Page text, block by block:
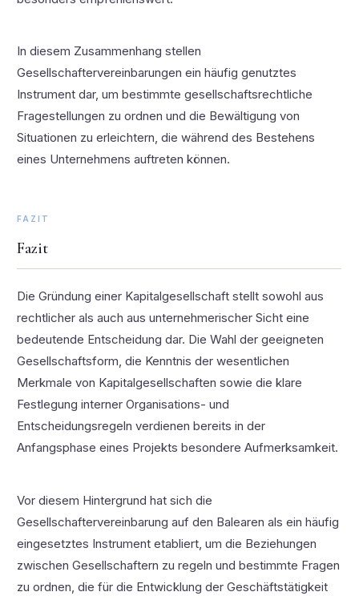
In diesem Zusammenhang stellen
Gesellschaftervereinbarungen ein häufig genutztes
Instrument dar, um bestimmte gesellschaftsrechtliche
Fragestellungen zu ordnen und die Bewältigung von
Situationen zu erleichtern, die während des Bestehens
eines Unternehmens auftreten können.
FAZIT
Fazit
Die Gründung einer Kapitalgesellschaft stellt sowohl aus
rechtlicher als auch aus unternehmerischer Sicht eine
bedeutende Entscheidung dar. Die Wahl der geeigneten
Gesellschaftsform, die Kenntnis der wesentlichen
Merkmale von Kapitalgesellschaften sowie die klare
Festlegung interner Organisations- und
Entscheidungsregeln verdienen bereits in der
Anfangsphase eines Projekts besondere Aufmerksamkeit.
Vor diesem Hintergrund hat sich die
Gesellschaftervereinbarung auf den Balearen als ein häufig
eingesetztes Instrument etabliert, um die Beziehungen
zwischen Gesellschaftern zu regeln und bestimmte Fragen
zu ordnen, die für die Entwicklung der Geschäftstätigkeit